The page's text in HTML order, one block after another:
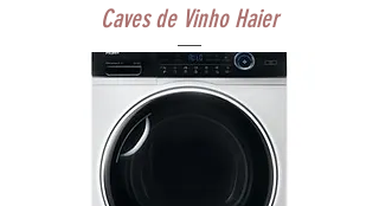
Caves de Vinho Haier